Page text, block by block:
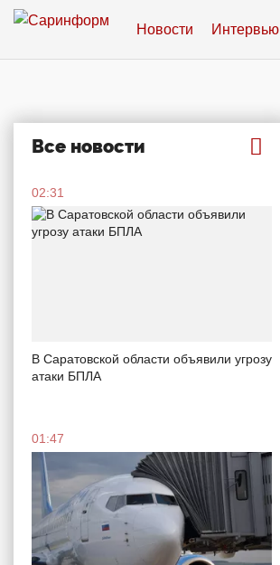
Новости Интервью
Все новости
02:31
В Саратовской области объявили угрозу
атаки БПЛА
01:47